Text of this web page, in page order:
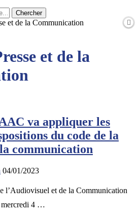
Chercher
et de la Communication
et de la
va appliquer les
du code de la
communication
04/01/2023
l’Audiovisuel et de la Communication
4 …